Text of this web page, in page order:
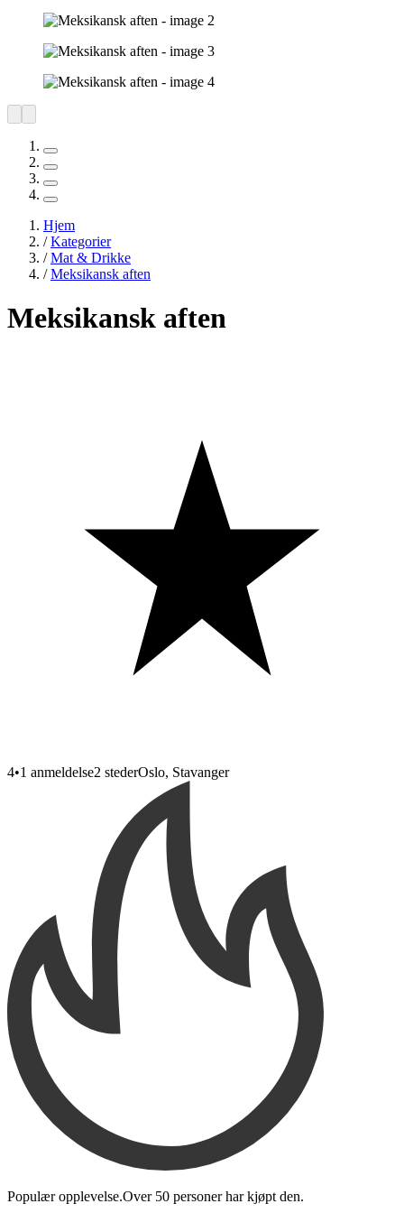
Hjem
/Kategorier
/Mat & Drikke
/Meksikansk aften
Meksikansk aften
4•1 anmeldelse2 stederOslo, Stavanger
Populær opplevelse.Over 50 personerhar kjøpt den.